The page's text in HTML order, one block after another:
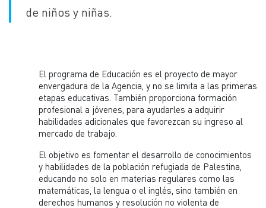
de niños y niñas.
El programa de Educación es el proyecto de mayor
envergadura de la Agencia, y no se limita a las primeras
etapas educativas. También proporciona formación
profesional a jóvenes, para ayudarles a adquirir
habilidades adicionales que favorezcan su ingreso al
mercado de trabajo.
El objetivo es fomentar el desarrollo de conocimientos
y habilidades de la población refugiada de Palestina,
educando no solo en materias regulares como las
matemáticas, la lengua o el inglés, sino también en
derechos humanos y resolución no violenta de